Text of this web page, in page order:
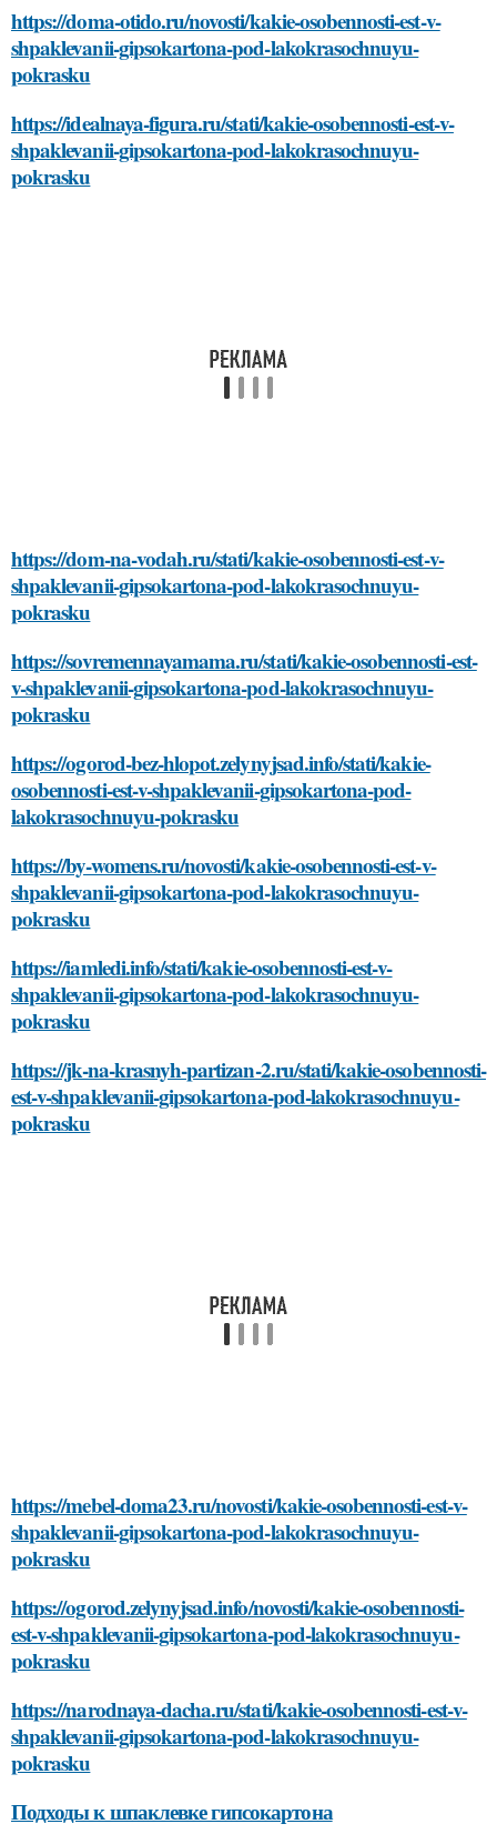
https://doma-otido.ru/novosti/kakie-osobennosti-est-v-
shpaklevanii-gipsokartona-pod-lakokrasochnuyu-
pokrasku
https://idealnaya-figura.ru/stati/kakie-osobennosti-est-v-
shpaklevanii-gipsokartona-pod-lakokrasochnuyu-
pokrasku
https://dom-na-vodah.ru/stati/kakie-osobennosti-est-v-
shpaklevanii-gipsokartona-pod-lakokrasochnuyu-
pokrasku
https://sovremennayamama.ru/stati/kakie-osobennosti-est-
v-shpaklevanii-gipsokartona-pod-lakokrasochnuyu-
pokrasku
https://ogorod-bez-hlopot.zelynyjsad.info/stati/kakie-
osobennosti-est-v-shpaklevanii-gipsokartona-pod-
lakokrasochnuyu-pokrasku
https://by-womens.ru/novosti/kakie-osobennosti-est-v-
shpaklevanii-gipsokartona-pod-lakokrasochnuyu-
pokrasku
https://iamledi.info/stati/kakie-osobennosti-est-v-
shpaklevanii-gipsokartona-pod-lakokrasochnuyu-
pokrasku
https://jk-na-krasnyh-partizan-2.ru/stati/kakie-osobennosti-
est-v-shpaklevanii-gipsokartona-pod-lakokrasochnuyu-
pokrasku
https://mebel-doma23.ru/novosti/kakie-osobennosti-est-v-
shpaklevanii-gipsokartona-pod-lakokrasochnuyu-
pokrasku
https://ogorod.zelynyjsad.info/novosti/kakie-osobennosti-
est-v-shpaklevanii-gipsokartona-pod-lakokrasochnuyu-
pokrasku
https://narodnaya-dacha.ru/stati/kakie-osobennosti-est-v-
shpaklevanii-gipsokartona-pod-lakokrasochnuyu-
pokrasku
Подходы к шпаклевке гипсокартона